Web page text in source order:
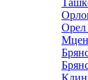
Орел